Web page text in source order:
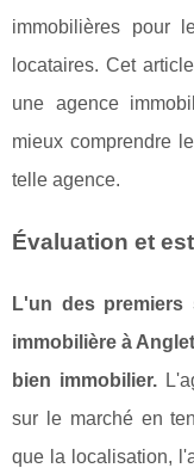
immobilières pour
locataires. Cet
une agence
mieux comprendre
telle agence.
Évaluation et
L'un des premiers
immobilière à
bien immobilier.
sur le marché en
que la localisation,